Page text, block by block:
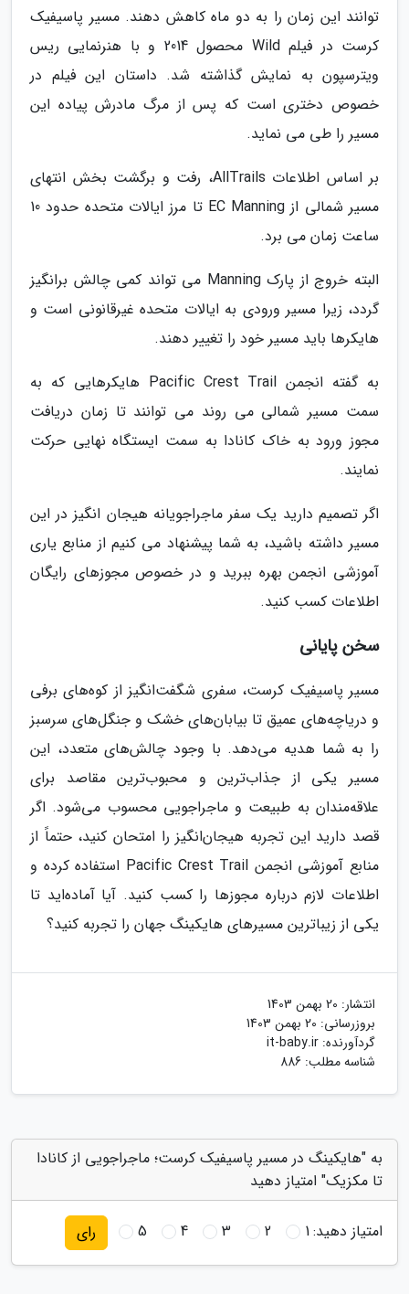
توانند این زمان را به دو ماه کاهش دهند. مسیر پاسیفیک
کرست در فیلم Wild محصول 2014 و با هنرنمایی ریس
ویترسپون به نمایش گذاشته شد. داستان این فیلم در
خصوص دختری است که پس از مرگ مادرش پیاده این
مسیر را طی می نماید.
بر اساس اطلاعات AllTrails، رفت و برگشت بخش انتهای
مسیر شمالی از EC Manning تا مرز ایالات متحده حدود 10
ساعت زمان می برد.
البته خروج از پارک Manning می تواند کمی چالش برانگیز
گردد، زیرا مسیر ورودی به ایالات متحده غیرقانونی است و
هایکرها باید مسیر خود را تغییر دهند.
به گفته انجمن Pacific Crest Trail هایکرهایی که به
سمت مسیر شمالی می روند می توانند تا زمان دریافت
مجوز ورود به خاک کانادا به سمت ایستگاه نهایی حرکت
نمایند.
اگر تصمیم دارید یک سفر ماجراجویانه هیجان انگیز در این
مسیر داشته باشید، به شما پیشنهاد می کنیم از منابع یاری
آموزشی انجمن بهره ببرید و در خصوص مجوزهای رایگان
اطلاعات کسب کنید.
سخن پایانی
مسیر پاسیفیک کرست، سفری شگفت‌انگیز از کوه‌های برفی
و دریاچه‌های عمیق تا بیابان‌های خشک و جنگل‌های سرسبز
را به شما هدیه می‌دهد. با وجود چالش‌های متعدد، این
مسیر یکی از جذاب‌ترین و محبوب‌ترین مقاصد برای
علاقه‌مندان به طبیعت و ماجراجویی محسوب می‌شود. اگر
قصد دارید این تجربه هیجان‌انگیز را امتحان کنید، حتماً از
منابع آموزشی انجمن Pacific Crest Trail استفاده کرده و
اطلاعات لازم درباره مجوزها را کسب کنید. آیا آماده‌اید تا
یکی از زیباترین مسیرهای هایکینگ جهان را تجربه کنید؟
انتشار: 20 بهمن 1403
بروزرسانی: 20 بهمن 1403
گردآورنده: it-baby.ir
شناسه مطلب: 886
به "هایکینگ در مسیر پاسیفیک کرست؛ ماجراجویی از کانادا
تا مکزیک" امتیاز دهید
امتیاز دهید:1
2
3
4
5 رای